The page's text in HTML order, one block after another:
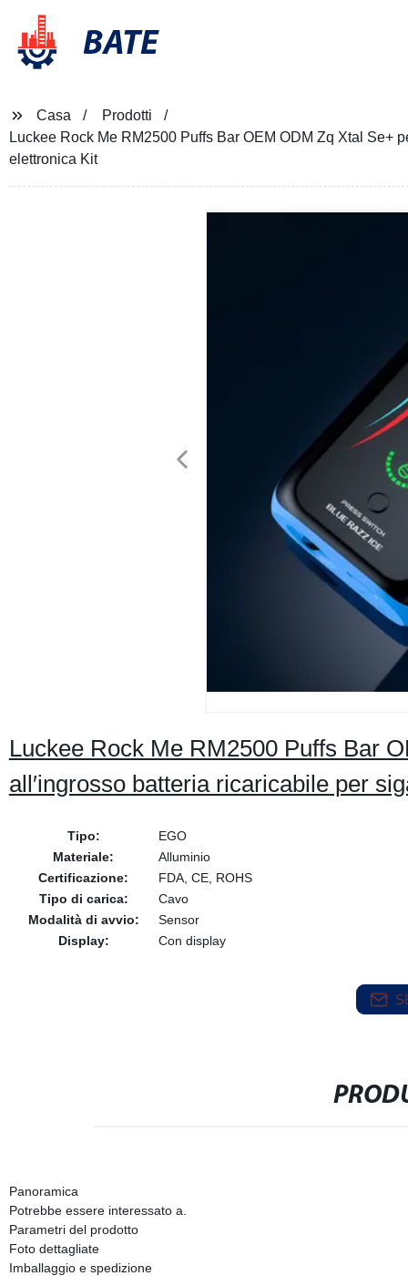
BATE
Casa
Prodotti
Luckee Rock Me RM2500 Puffs Bar OEM ODM Zq Xtal Se+
elettronica Kit
Luckee Rock Me RM2500 Puffs Bar
all′ingrosso batteria ricaricabile per
Tipo:
EGO
Materiale:
Alluminio
Certificazione:
FDA, CE, ROHS
Tipo di carica:
Cavo
Modalità di avvio:
Sensor
Display:
Con display
Panoramica
Potrebbe essere interessato a.
Parametri del prodotto
Foto dettagliate
Imballaggio e spedizione